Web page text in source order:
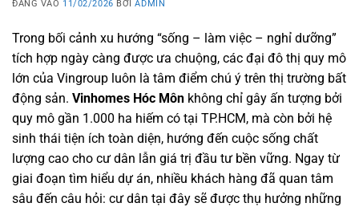
ĐĂNG VÀO 11/02/2026 BỞIADMIN
Trong bối cảnh xu hướng “sống – làm việc – nghỉ dưỡng”
tích hợp ngày càng được ưa chuộng, các đại đô thị quy mô
lớn của Vingroup luôn là tâm điểm chú ý trên thị trường bất
động sản. Vinhomes Hóc Môn không chỉ gây ấn tượng bởi
quy mô gần 1.000 ha hiếm có tại TP.HCM, mà còn bởi hệ
sinh thái tiện ích toàn diện, hướng đến cuộc sống chất
lượng cao cho cư dân lẫn giá trị đầu tư bền vững. Ngay từ
giai đoạn tìm hiểu dự án, nhiều khách hàng đã quan tâm
sâu đến câu hỏi: cư dân tại đây sẽ được thụ hưởng những